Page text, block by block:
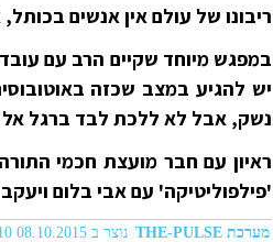
ריבונו של עולם אין אנשים
במפגש מיוחד שקיים הרב עם
יש להגיע במצב שכזה
נשק, אבל לא ללכת לבד ברגל
'פילפוליטיקה' עם אבי בלום
מערכת THE-PULSE נוצר ב 08.10.2015 06:10